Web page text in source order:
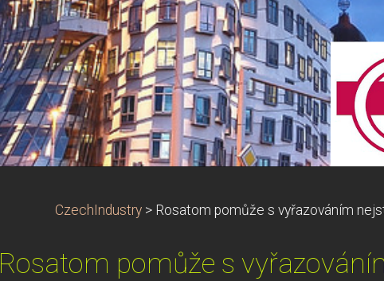
CzechIndustry > Rosatom pomůže s vyřazováním
Rosatom pomůže s